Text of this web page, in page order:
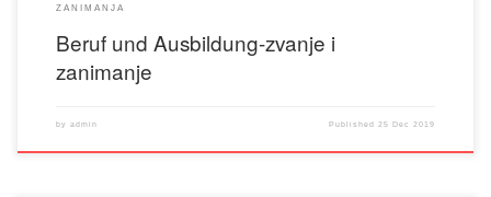
ZANIMANJA
Beruf und Ausbildung-zvanje i
zanimanje
by admin Published 25 Dec 2019